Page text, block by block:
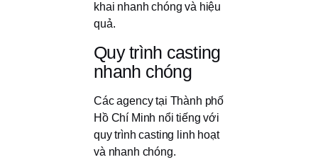
khai nhanh chóng và hiệu
quả.
Quy trình casting
nhanh chóng
Các agency tại Thành phố
Hồ Chí Minh nổi tiếng với
quy trình casting linh hoạt
và nhanh chóng.